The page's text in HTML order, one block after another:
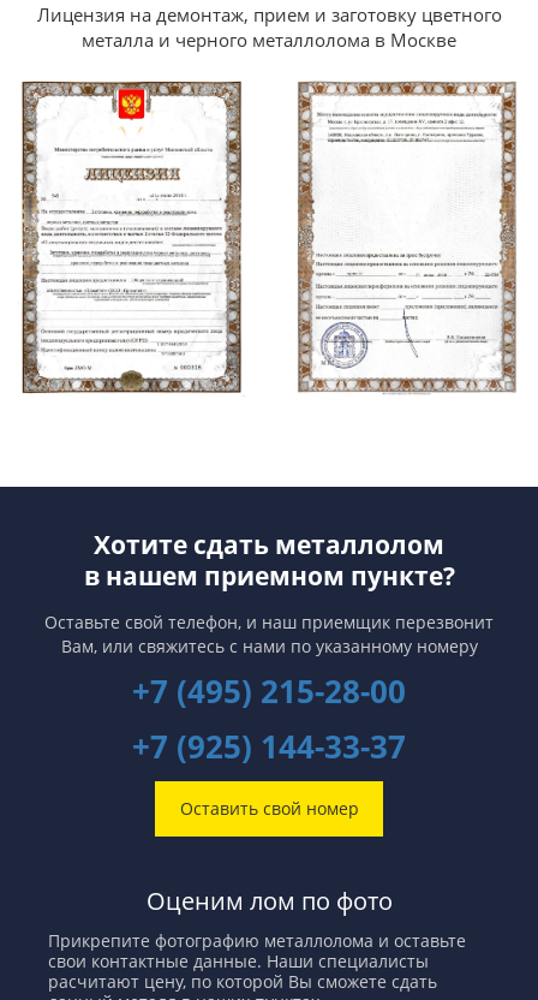
Лицензия на демонтаж, прием и заготовку цветного
металла и черного металлолома в Москве
Хотите сдать металлолом
в нашем приемном пункте?
Оставьте свой телефон, и наш приемщик перезвонит
Вам, или свяжитесь с нами по указанному номеру
+7 (495) 215-28-00
+7 (925) 144-33-37
Оставить свой номер
Оценим лом по фото
Прикрепите фотографию металлолома и оставьте
свои контактные данные. Наши специалисты
расчитают цену, по которой Вы сможете сдать